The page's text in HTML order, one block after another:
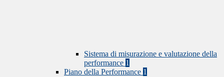
Sistema di misurazione e valutazione della
performance 1
Piano della Performance 1